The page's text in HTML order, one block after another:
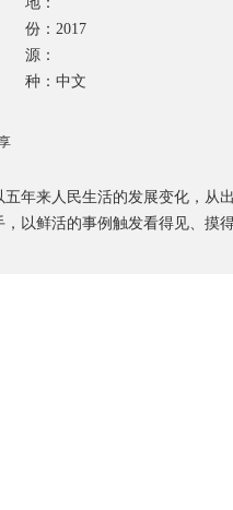
份：2017
源：
种：中文
年来人民生活的发展变化，从
以鲜活的事例触发看得见、摸